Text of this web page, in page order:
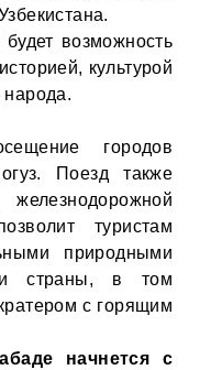
возможность
культурой
народа.
городов
Поезд также
туристам
природными
страны, в том
с горящим
начнется с